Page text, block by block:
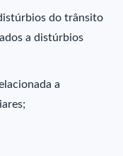
do trânsito
a distúrbios
a